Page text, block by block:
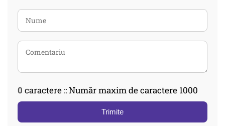
0 caractere :: Număr maxim de caractere 1000
Trimite